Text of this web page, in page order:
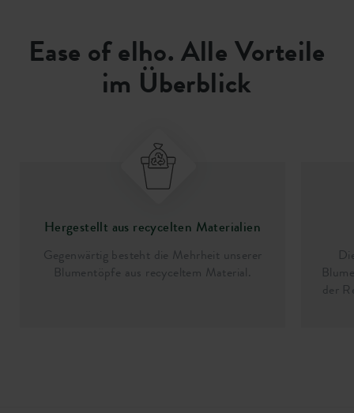
Ease of elho. Alle Vorteile
im Überblick
Hergestellt aus recycelten Materialien
Gegenwärtig besteht die Mehrheit unserer
Blumentöpfe aus recyceltem Material.
der